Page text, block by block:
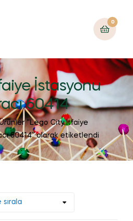
0
İstasyonu
60414
“Lego City İtfaiye
60414” olarak etiketlendi